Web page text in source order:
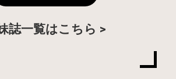
誌一覧はこちら